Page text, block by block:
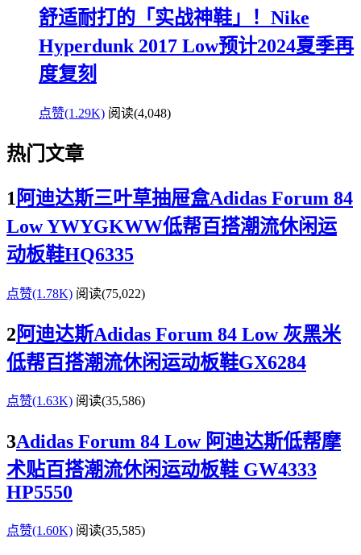
舒适耐打的「实战神鞋」！Nike
Hyperdunk 2017 Low预计2024夏季再
度复刻
点赞(1.29K) 阅读(4,048)
热门文章
1 阿迪达斯三叶草抽屉盒Adidas Forum 84
Low YWYGKWW低帮百搭潮流休闲运
动板鞋HQ6335
点赞(1.78K) 阅读(75,022)
2阿迪达斯Adidas Forum 84 Low 灰黑米
低帮百搭潮流休闲运动板鞋GX6284
点赞(1.63K) 阅读(35,586)
3Adidas Forum 84 Low 阿迪达斯低帮摩
术贴百搭潮流休闲运动板鞋 GW4333
HP5550
点赞(1.60K) 阅读(35,585)